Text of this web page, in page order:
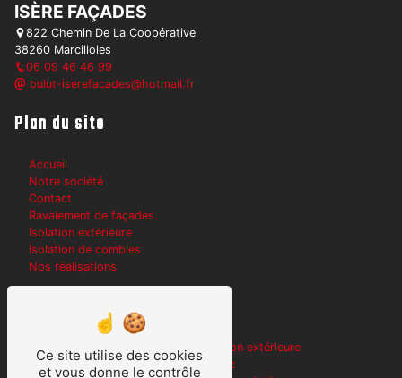
ISÈRE FAÇADES
822 Chemin De La Coopérative
38260 Marcilloles
06 09 46 46 99
bulut-iserefacades@hotmail.fr
Plan du site
Accueil
Notre société
Contact
Ravalement de façades
Isolation extérieure
Isolation de combles
Nos réalisations
Nos prestations
Traitement des joints
Isolation extérieure
Peintre
Ce site utilise des cookies
et vous donne le contrôle